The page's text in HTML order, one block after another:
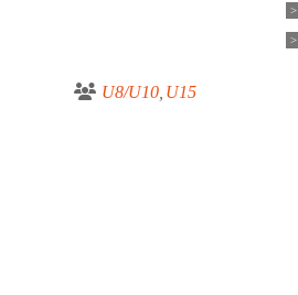
U8/U10 U15